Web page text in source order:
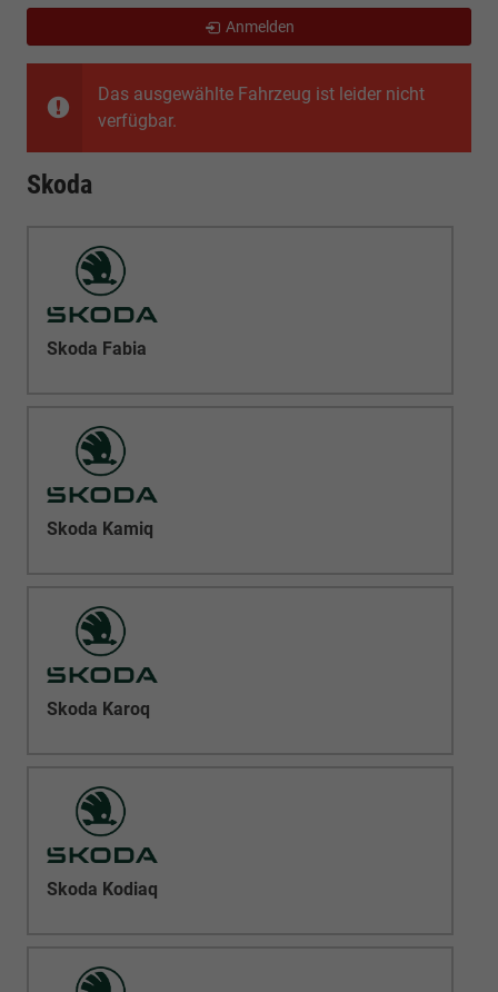
Das ausgewählte Fahrzeug ist leider nicht
verfügbar.
Skoda
Skoda Fabia
Skoda Kamiq
Skoda Karoq
Skoda Kodiaq
Anmelden